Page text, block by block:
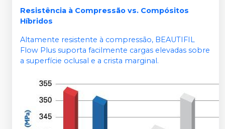
Resistência à Compressão vs. Compósitos
Híbridos
Altamente resistente à compressão, BEAUTIFIL
Flow Plus suporta facilmente cargas elevadas sobre
a superfície oclusal e a crista marginal.